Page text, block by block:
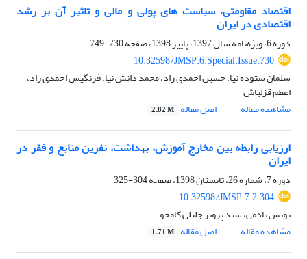
اقتصاد مقاومتی، سیاست های پولی و مالی و تاثیر آن بر رشد
اقتصادی در ایران
دوره 6، ویژه‌نامه سال 1397، پاییز 1398، صفحه
730-749
10.32598/JMSP.6.Special.Issue.730
سلمان ستوده نیا، حسین احمدی راد، محمد دانش نیا، فرنگیس احمدی راد،
اعظم قزلباش
مشاهده مقاله
اصل مقاله 2.82 M
ارزیابی رابطه بین مخارج آموزش، بهداشت، نفرین منابع و فقر در
ایران
دوره 7، شماره 26، تابستان 1398، صفحه
304-325
10.32598/JMSP.7.2.304
یونس نادمی، سید پرویز جلیلی کامجو
مشاهده مقاله
اصل مقاله 1.71 M